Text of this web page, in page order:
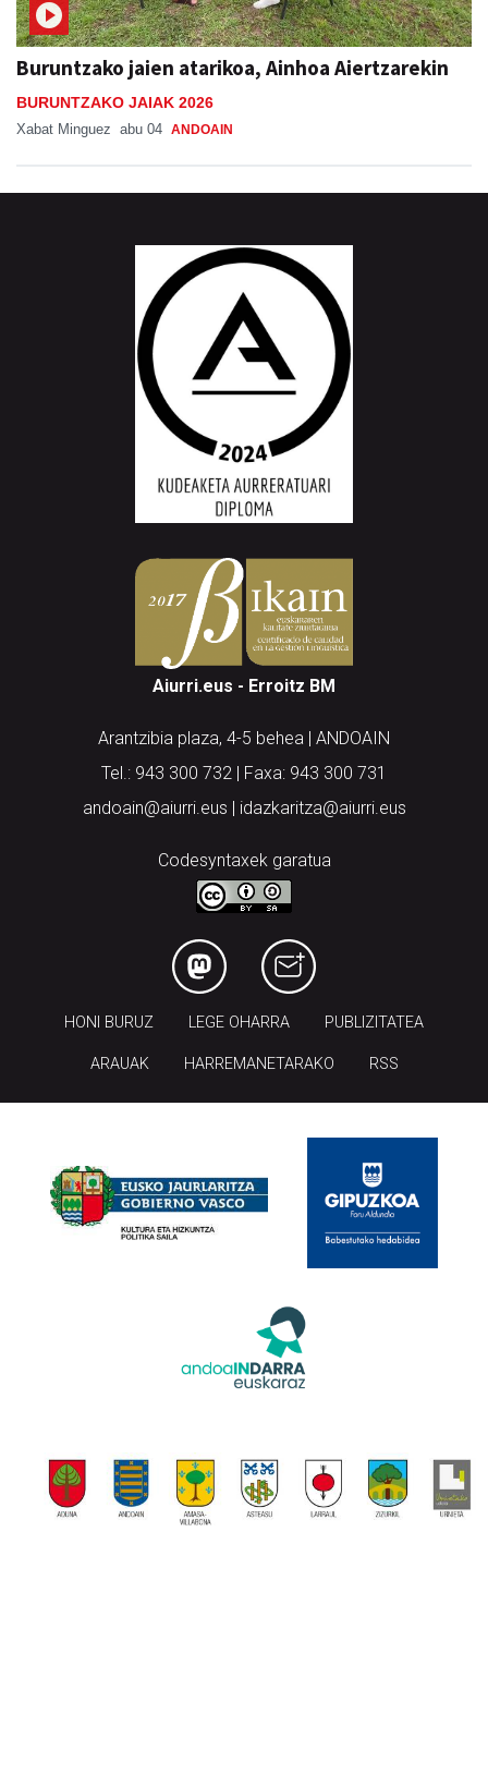
Buruntzako jaien atarikoa, Ainhoa Aiertzarekin
BURUNTZAKO JAIAK 2026
Xabat Minguez abu 04 ANDOAIN
Aiurri.eus - Erroitz BM
Arantzibia plaza, 4-5 behea | ANDOAIN
Tel.: 943 300 732 | Faxa: 943 300 731
andoain@aiurri.eus | idazkaritza@aiurri.eus
Codesyntaxek garatua
HONI BURUZ LEGE OHARRA PUBLIZITATEA
ARAUAK HARREMANETARAKO RSS